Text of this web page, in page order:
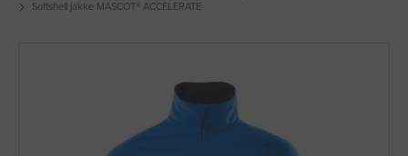
Softshell jakke MASCOT® ACCELERATE